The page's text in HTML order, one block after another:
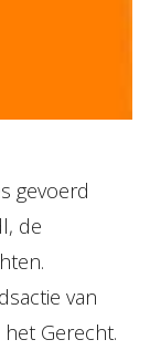
gevoerd
de
van
Gerecht.